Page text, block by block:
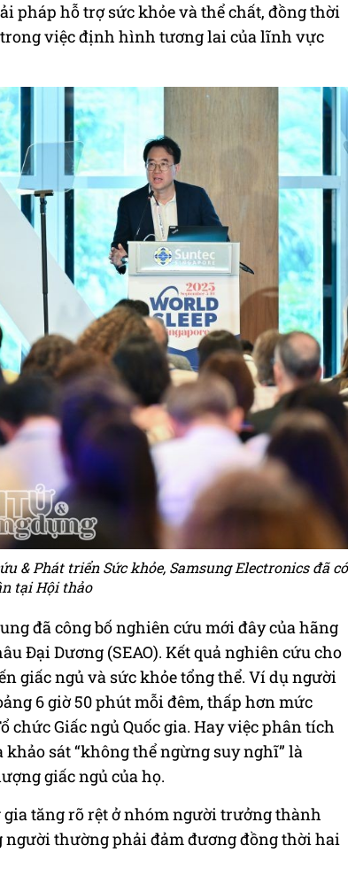
pháp hỗ trợ sức khỏe và thể chất, đồng thời
việc định hình tương lai của lĩnh vực
& Phát triển Sức khỏe, Samsung Electronics đã có
tại Hội thảo
đã công bố nghiên cứu mới đây của hãng
Đại Dương (SEAO). Kết quả nghiên cứu cho
giấc ngủ và sức khỏe tổng thể. Ví dụ người
6 giờ 50 phút mỗi đêm, thấp hơn mức
Giấc ngủ Quốc gia. Hay việc phân tích
sát “không thể ngừng suy nghĩ” là
giấc ngủ của họ.
tăng rõ rệt ở nhóm người trưởng thành
thường phải đảm đương đồng thời hai